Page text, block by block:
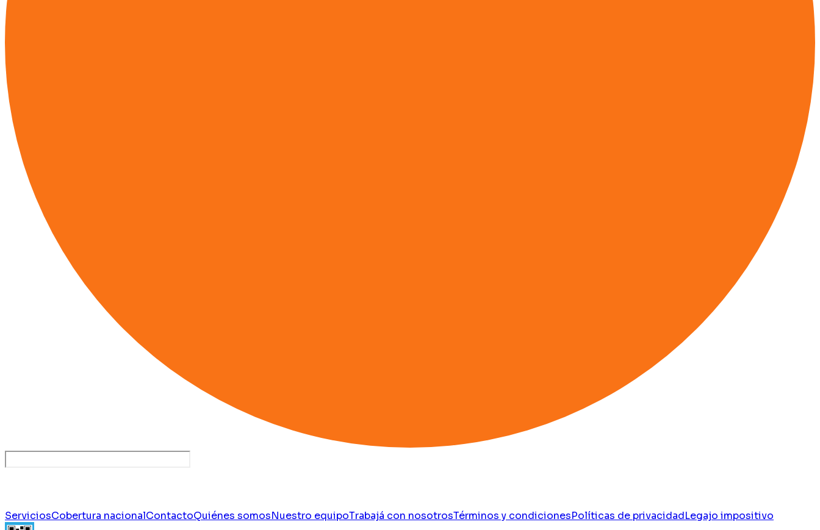
ServiciosCobertura nacionalContactoQuiénes somosNuestro equipoTrabajá con nosotrosTérminos y condicionesPolíticas de privacidadLegajo impositivo